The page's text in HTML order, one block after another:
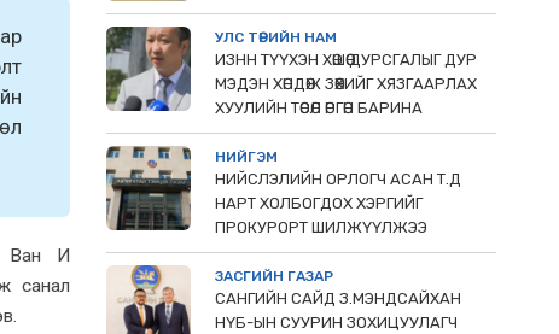
Ван И
санал
УЛС ТӨРИЙН НАМ
ИЗНН ТҮҮХЭН ХӨШӨӨ ДУРСГАЛЫГ ДУР
МЭДЭН ХӨНДӨЖ ЗӨӨХИЙГ ХЯЗГААРЛАХ
ХУУЛИЙН ТӨСӨЛ ӨРГӨН БАРИНА
НИЙГЭМ
НИЙСЛЭЛИЙН ОРЛОГЧ АСАН Т.Д
НАРТ ХОЛБОГДОХ ХЭРГИЙГ
ПРОКУРОРТ ШИЛЖҮҮЛЖЭЭ
ЗАСГИЙН ГАЗАР
САНГИЙН САЙД З.МЭНДСАЙХАН
НҮБ-ЫН СУУРИН ЗОХИЦУУЛАГЧ